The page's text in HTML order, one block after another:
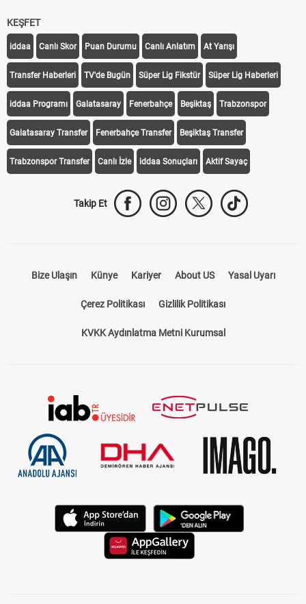
KEŞFET
iddaa Canlı Skor Puan Durumu Canlı Anlatım At Yarışı
Transfer Haberleri TV'de Bugün Süper Lig Fikstür Süper Lig Haberleri
iddaa Programı Galatasaray Fenerbahçe Beşiktaş Trabzonspor
Galatasaray Transfer Fenerbahçe Transfer Beşiktaş Transfer
Trabzonspor Transfer Canlı İzle iddaa Sonuçları Aktif Sayaç